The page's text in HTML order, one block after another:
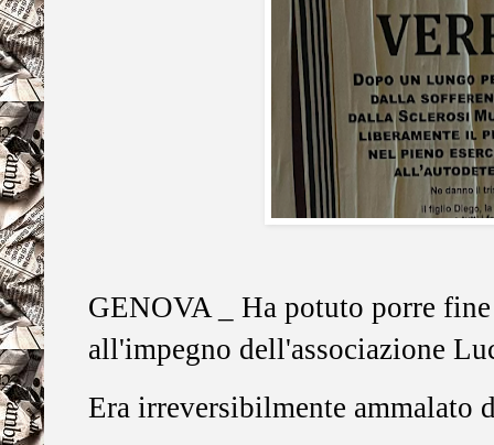
GENOVA _ Ha potuto porre
all'impegno dell'associazione
Era irreversibilmente ammalato